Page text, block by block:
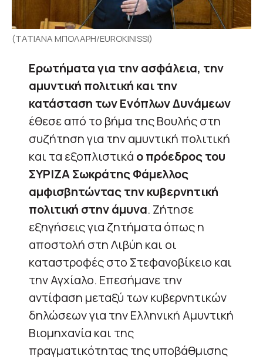
(ΤΑΤΙΑΝΑ ΜΠΟΛΑΡΗ/EUROKINISSI)
Ερωτήματα για την ασφάλεια, την
αμυντική πολιτική και την
κατάσταση των Ενόπλων Δυνάμεων
έθεσε από το βήμα της Βουλής στη
συζήτηση για την αμυντική πολιτική
και τα εξοπλιστικά ο πρόεδρος του
ΣΥΡΙΖΑ Σωκράτης Φάμελλος
αμφισβητώντας την κυβερνητική
πολιτική στην άμυνα. Ζήτησε
εξηγήσεις για ζητήματα όπως η
αποστολή στη Λιβύη και οι
καταστροφές στο Στεφανοβίκειο και
την Αγχίαλο. Επεσήμανε την
αντίφαση μεταξύ των κυβερνητικών
δηλώσεων για την Ελληνική Αμυντική
Βιομηχανία και της
πραγματικότητας της υποβάθμισης